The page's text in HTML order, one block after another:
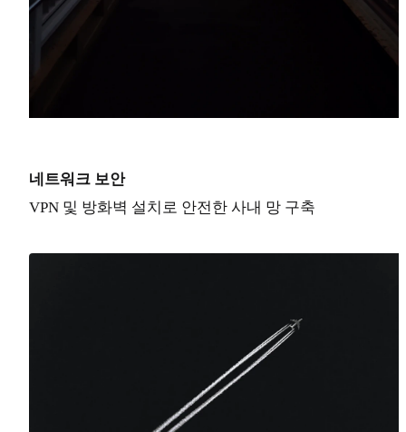
네트워크 보안
VPN 및 방화벽 설치로 안전한 사내 망 구축